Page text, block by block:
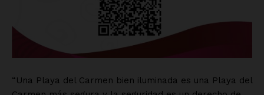
“Una Playa del Carmen bien iluminada es una Playa del